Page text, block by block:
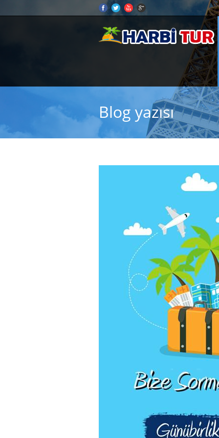
Blog yazısı